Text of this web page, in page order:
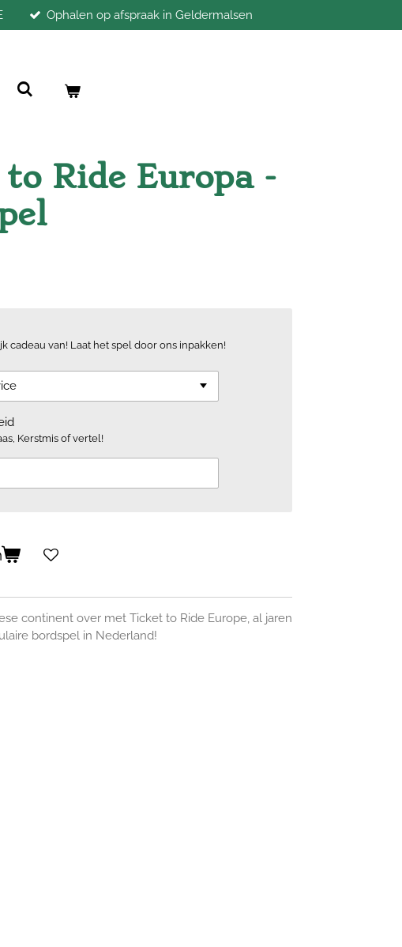
Ophalen op afspraak in Geldermalsen
Ride Europa -
cadeau van! Laat het spel door ons inpakken!
Kerstmis of vertel!
continent over met Ticket to Ride Europe, al jaren
bordspel in Nederland!